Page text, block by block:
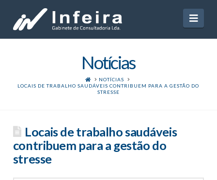
Notícias
HOMENOTÍCIAS
LOCAIS DE TRABALHO SAUDÁVEIS CONTRIBUEM PARA A GESTÃO DO
STRESSE
Locais de trabalho saudáveis
contribuem para a gestão do
stresse